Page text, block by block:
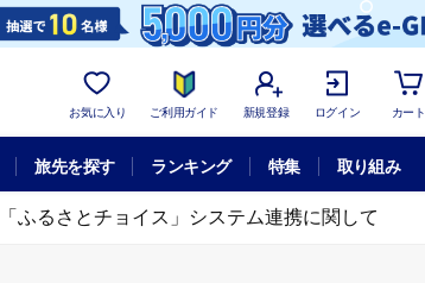
お気に入り ご利用ガイド 新規登録 ログイン カート
旅先を探す ランキング 特集 取り組み
「ふるさとチョイス」システム連携に関して